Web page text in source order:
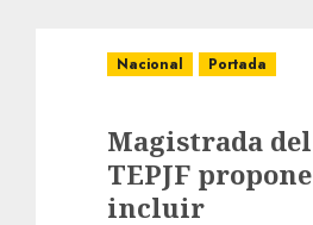
Nacional Portada
Magistrada del
TEPJF propone
incluir